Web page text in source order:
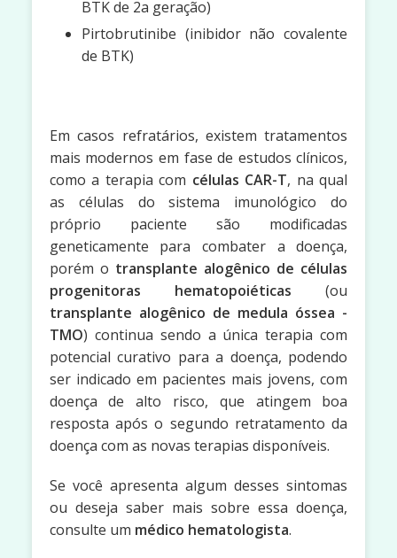
BTK de 2a geração)
Pirtobrutinibe (inibidor não covalente
de BTK)
Em casos refratários, existem tratamentos
mais modernos em fase de estudos clínicos,
como a terapia com células CAR-T, na qual
as células do sistema imunológico do
próprio paciente são modificadas
geneticamente para combater a doença,
porém o transplante alogênico de células
progenitoras hematopoiéticas (ou
transplante alogênico de medula óssea -
TMO) continua sendo a única terapia com
potencial curativo para a doença, podendo
ser indicado em pacientes mais jovens, com
doença de alto risco, que atingem boa
resposta após o segundo retratamento da
doença com as novas terapias disponíveis.
Se você apresenta algum desses sintomas
ou deseja saber mais sobre essa doença,
consulte um médico hematologista.